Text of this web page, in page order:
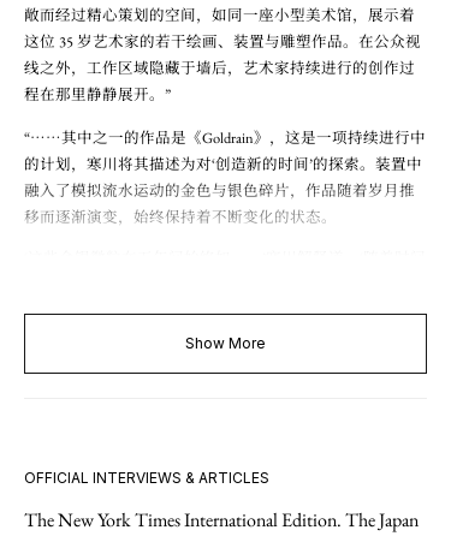
敞而经过精心策划的空间，如同一座小型美术馆，展示着
这位 35 岁艺术家的若干绘画、装置与雕塑作品。在公众视
线之外，工作区域隐藏于墙后，艺术家持续进行的创作过
程在那里静静展开。”
“……其中之一的作品是《Goldrain》，这是一项持续进行中
的计划，寒川将其描述为对‘创造新的时间’的探索。装置中
融入了模拟流水运动的金色与银色碎片，作品随着岁月推
移而逐渐演变，始终保持着不断变化的状态。
成千上万种独特的样态。五十年后，它也许会成为一种新
Bali。
Show More
OFFICIAL INTERVIEWS & ARTICLES
The New York Times International Edition. The Japan